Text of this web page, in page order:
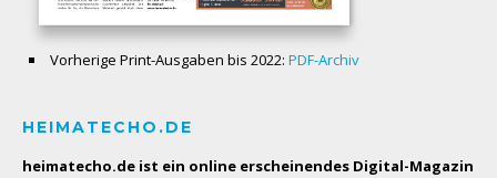
Vorherige Print-Ausgaben bis 2022: PDF-Archiv
HEIMATECHO.DE
heimatecho.de ist ein online erscheinendes Digital-Magazin